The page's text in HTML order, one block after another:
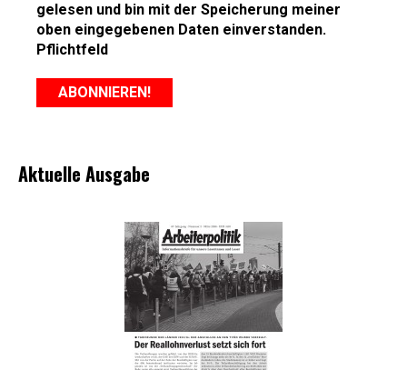
gelesen und bin mit der Speicherung meiner
oben eingegebenen Daten einverstanden.
Pflichtfeld
Aktuelle Ausgabe